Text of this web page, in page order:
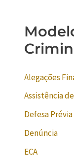
Alegações
Assistência
Defesa Prévia
Denúncia
ECA